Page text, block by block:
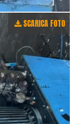
SCARICA FOTO